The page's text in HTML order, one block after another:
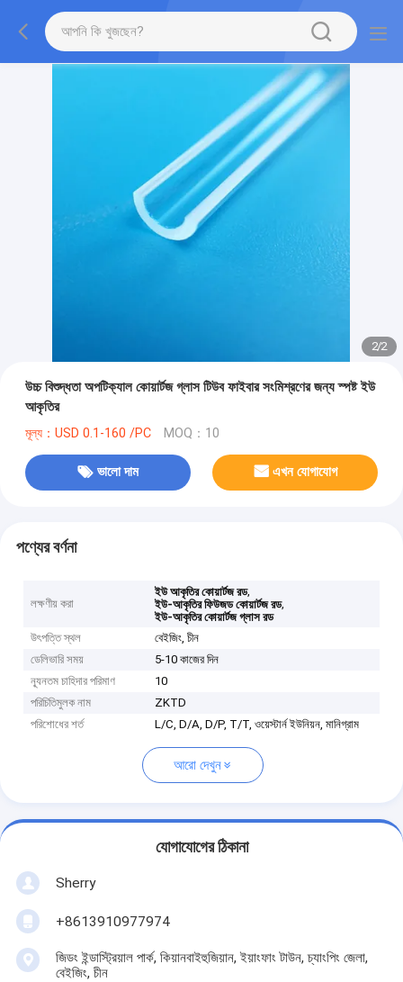
2/2
উচ্চ বিশুদ্ধতা অপটিক্যাল কোয়ার্টজ গ্লাস টিউব ফাইবার সংমিশ্রণের জন্য স্পষ্ট ইউ
আকৃতির
মূল্য：USD 0.1-160 /PC MOQ：10
ভালো দাম এখন যোগাযোগ
পণ্যের বর্ণনা
লক্ষণীয় করা
ইউ আকৃতির কোয়ার্টজ রড,
ইউ-আকৃতির ফিউজড কোয়ার্টজ রড,
ইউ-আকৃতির কোয়ার্টজ গ্লাস রড
উৎপত্তি স্থল
বেইজিং, চীন
ডেলিভারি সময়
5-10 কাজের দিন
ন্যূনতম চাহিদার পরিমাণ
10
পরিচিতিমুলক নাম
ZKTD
পরিশোধের শর্ত
L/C, D/A, D/P, T/T, ওয়েস্টার্ন ইউনিয়ন, মানিগ্রাম
আরো দেখুন
যোগাযোগের ঠিকানা
Sherry
+8613910977974
জিডং ইন্ডাস্ট্রিয়াল পার্ক, কিয়ানবাইহুজিয়ান, ইয়াংফাং টাউন, চ্যাংপিং জেলা,
বেইজিং, চীন